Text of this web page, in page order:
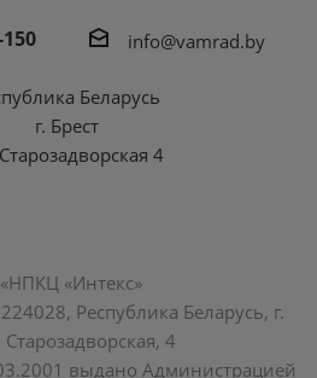
info@vamrad.by
Беларусь
г. Брест
4
«Интекс»
Республика Беларусь, г.
Старозадворская, 4
выдано Администрацией